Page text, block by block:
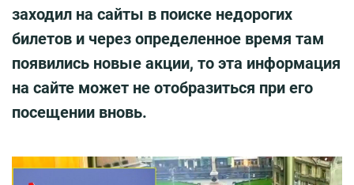
заходил на сайты в поиске недорогих
билетов и через определенное время там
появились новые акции, то эта информация
на сайте может не отобразиться при его
посещении вновь.